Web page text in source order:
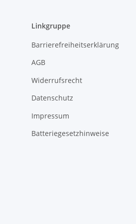
Linkgruppe
Barrierefreiheitserklärung
AGB
Widerrufsrecht
Datenschutz
Impressum
Batteriegesetzhinweise